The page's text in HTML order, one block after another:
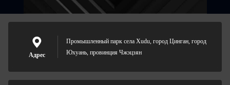
Адрес
Промышленный парк села Xudu, город Цинган, город
Юхуань, провинция Чжэцзян